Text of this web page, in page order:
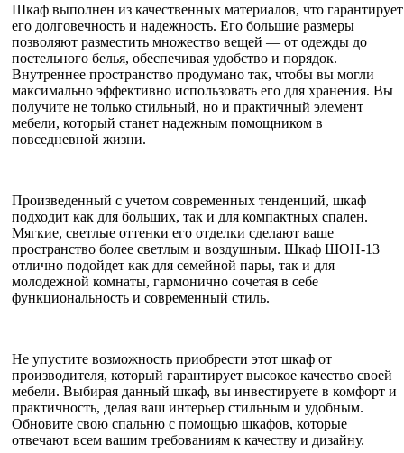
Шкаф выполнен из качественных материалов, что гарантирует
его долговечность и надежность. Его большие размеры
позволяют разместить множество вещей — от одежды до
постельного белья, обеспечивая удобство и порядок.
Внутреннее пространство продумано так, чтобы вы могли
максимально эффективно использовать его для хранения. Вы
получите не только стильный, но и практичный элемент
мебели, который станет надежным помощником в
повседневной жизни.
Произведенный с учетом современных тенденций, шкаф
подходит как для больших, так и для компактных спален.
Мягкие, светлые оттенки его отделки сделают ваше
пространство более светлым и воздушным. Шкаф ШОН-13
отлично подойдет как для семейной пары, так и для
молодежной комнаты, гармонично сочетая в себе
функциональность и современный стиль.
Не упустите возможность приобрести этот шкаф от
производителя, который гарантирует высокое качество своей
мебели. Выбирая данный шкаф, вы инвестируете в комфорт и
практичность, делая ваш интерьер стильным и удобным.
Обновите свою спальню с помощью шкафов, которые
отвечают всем вашим требованиям к качеству и дизайну.